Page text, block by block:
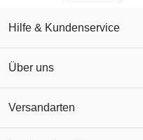
Hilfe & Kundenservice
Über uns
Versandarten